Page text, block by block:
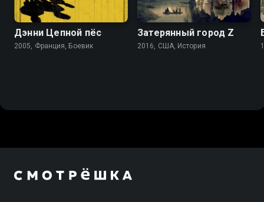
Дэнни Цепной пёс
2005, Франция, Боевик
Затерянный город Z
2016, США, История